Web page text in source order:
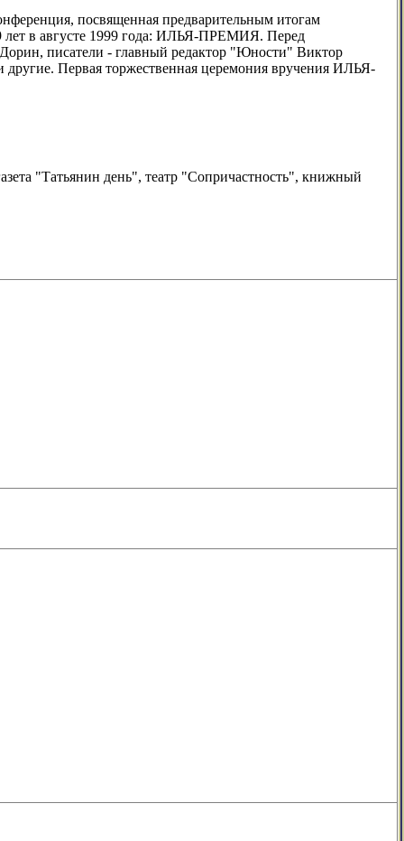
посвященная предварительным итогам
лет в августе 1999 года: ИЛЬЯ-ПРЕМИЯ. Перед
писатели - главный редактор "Юности" Виктор
Первая торжественная церемония вручения ИЛЬЯ-
"Татьянин день", театр "Сопричастность", книжный